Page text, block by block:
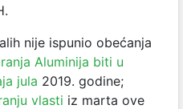
nije ispunio obećanja
Aluminija biti u
jula 2019. godine;
vlasti iz marta ove